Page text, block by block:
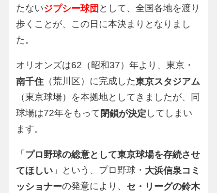
たないジプシー球団 として、全国各地を渡り
歩くことが、この日に本決まりとなりまし
た。
オリオンズは62（昭和37）年より、東京・
南千住（荒川区）に完成した東京スタジアム
（東京球場）を本拠地としてきましたが、同
球場は72年をもって 閉鎖が決定 してしまい
ます。
「 プロ野球の総意として東京球場を存続させ
てほしい」という、プロ野球・ 大浜信泉コミ
ッショナーの発意により、 セ・リーグの鈴木